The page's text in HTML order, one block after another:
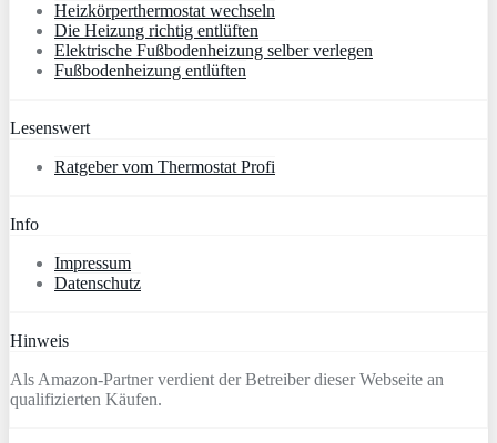
Heizkörperthermostat wechseln
Die Heizung richtig entlüften
Elektrische Fußbodenheizung selber verlegen
Fußbodenheizung entlüften
Lesenswert
Ratgeber vom Thermostat Profi
Info
Impressum
Datenschutz
Hinweis
Als Amazon-Partner verdient der Betreiber dieser Webseite an
qualifizierten Käufen.